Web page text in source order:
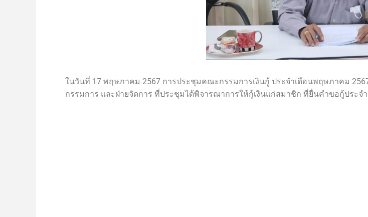
ในวันที่ 17 พฤษภาคม 2567 การประชุมคณะกรรมการเงินกู้ ประจำเดือนพฤษภาคม
กรรมการ และฝ่ายจัดการ ที่ประชุมได้พิจารณาการให้กู้เงินแก่สมาชิก ที่ยื่นคำขอกู้ประจ